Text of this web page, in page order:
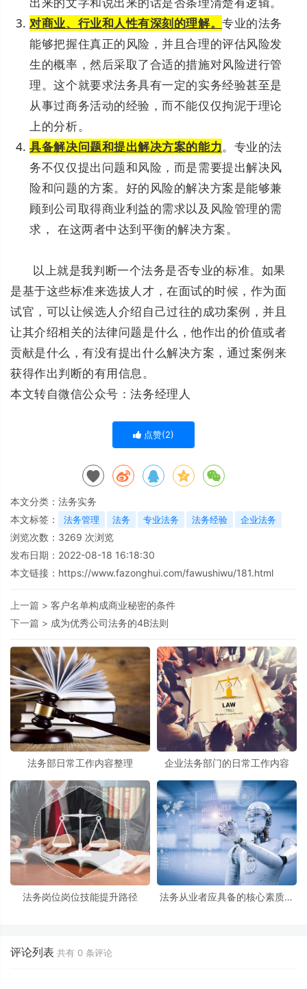
出来的文字和说出来的话是否条理清楚有逻辑。
对商业、行业和人性有深刻的理解。专业的法务
能够把握住真正的风险，并且合理的评估风险发
生的概率，然后采取了合适的措施对风险进行管
理。这个就要求法务具有一定的实务经验甚至是
从事过商务活动的经验，而不能仅仅拘泥于理论
上的分析。
具备解决问题和提出解决方案的能力。专业的法
务不仅仅提出问题和风险，而是需要提出解决风
险和问题的方案。好的风险的解决方案是能够兼
顾到公司取得商业利益的需求以及风险管理的需
求， 在这两者中达到平衡的解决方案。
以上就是我判断一个法务是否专业的标准。如果
是基于这些标准来选拔人才，在面试的时候，作为面
试官，可以让候选人介绍自己过往的成功案例，并且
让其介绍相关的法律问题是什么，他作出的价值或者
贡献是什么，有没有提出什么解决方案，通过案例来
获得作出判断的有用信息。
本文转自微信公众号：法务经理人
点赞(2)
本文分类： 法务实务
本文标签：
法务管理 法务 专业法务 法务经验 企业法务
浏览次数： 3269 次浏览
发布日期：2022-08-18 16:18:30
本文链接： https://www.fazonghui.com/fawushiwu/181.html
上一篇 > 客户名单构成商业秘密的条件
下一篇 > 成为优秀公司法务的4B法则
法务部日常工作内容整理 企业法务部门的日常工作内容
法务岗位岗位技能提升路径
法务从业者应具备的核心素质有
评论列表 共有 0 条评论